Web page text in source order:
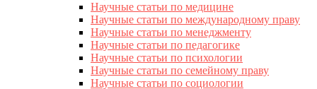
Научные статьи по медицине
Научные статьи по международному праву
Научные статьи по менеджменту
Научные статьи по педагогике
Научные статьи по психологии
Научные статьи по семейному праву
Научные статьи по социологии